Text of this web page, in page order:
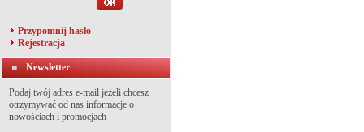
Przypomnij hasło
Rejestracja
Newsletter
Podaj twój adres e-mail jeżeli chcesz
otrzymywać od nas informacje o
nowościach i promocjach